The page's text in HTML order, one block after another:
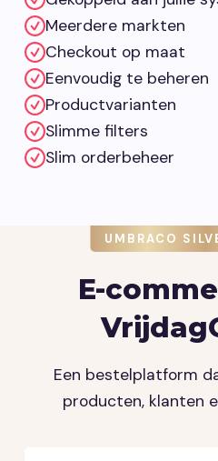
Meerdere markten
Checkout op maat
Eenvoudig te beheren
Productvarianten
Slimme filters
Slim orderbeheer
UMBRACO
E-
Een bestelplatform
producten, klanten